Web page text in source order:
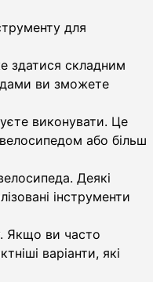
для
здатися складним
ви зможете
виконувати. Це
або більш
Деякі
інструменти
Якщо ви часто
варіанти, які